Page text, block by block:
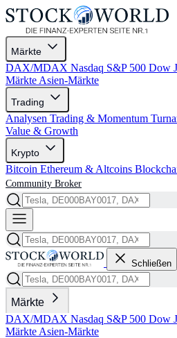
Märkte
DAX/MDAX Nasdaq S&P 500 Dow
Märkte Asien-Märkte
Trading
Analysen Trading & Momentum
Value & Growth
Krypto
Bitcoin Ethereum & Altcoins
Community Broker
Schließen
Märkte
DAX/MDAX Nasdaq S&P 500 Dow
Märkte Asien-Märkte